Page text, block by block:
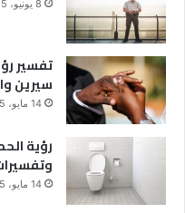
8 يونيو، 2025
تفسير
سيرين
14 مايو، 2025
رؤية
14 مايو، 2025